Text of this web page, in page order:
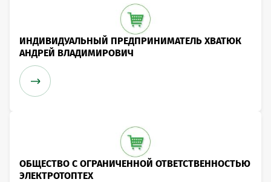
ИНДИВИДУАЛЬНЫЙ ПРЕДПРИНИМАТЕЛЬ ХВАТЮК
АНДРЕЙ ВЛАДИМИРОВИЧ
ОБЩЕСТВО С ОГРАНИЧЕННОЙ ОТВЕТСТВЕННОСТЬЮ
ЭЛЕКТРОТОПТЕХ